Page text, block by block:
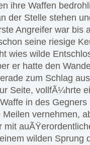
ihre Waffen
der Stelle stehen
Angreifer war bis
seine riesige
wies wilde
er hatte den
zum Schlag
Seite, vollfÃ¼hrte
in des
vernehmen,
mit
wilden Sprung